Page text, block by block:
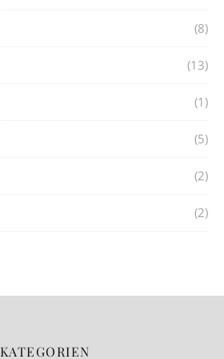
(8)
(13)
(1)
(5)
(2)
(2)
KATEGORIEN